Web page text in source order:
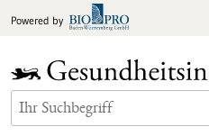
Inhalt
Powered by